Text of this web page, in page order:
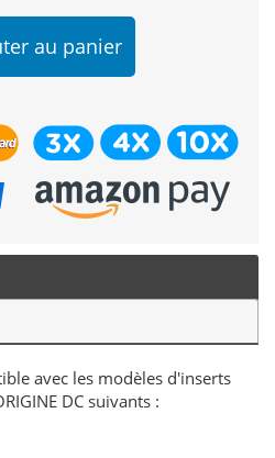
au panier
avec les modèles d'inserts
DC suivants :